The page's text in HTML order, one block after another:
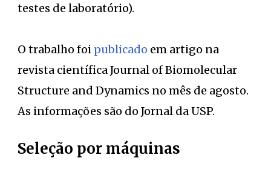
testes de laboratório).
O trabalho foi publicado em artigo na
revista científica Journal of Biomolecular
Structure and Dynamics no mês de agosto.
As informações são do Jornal da USP.
Seleção por máquinas